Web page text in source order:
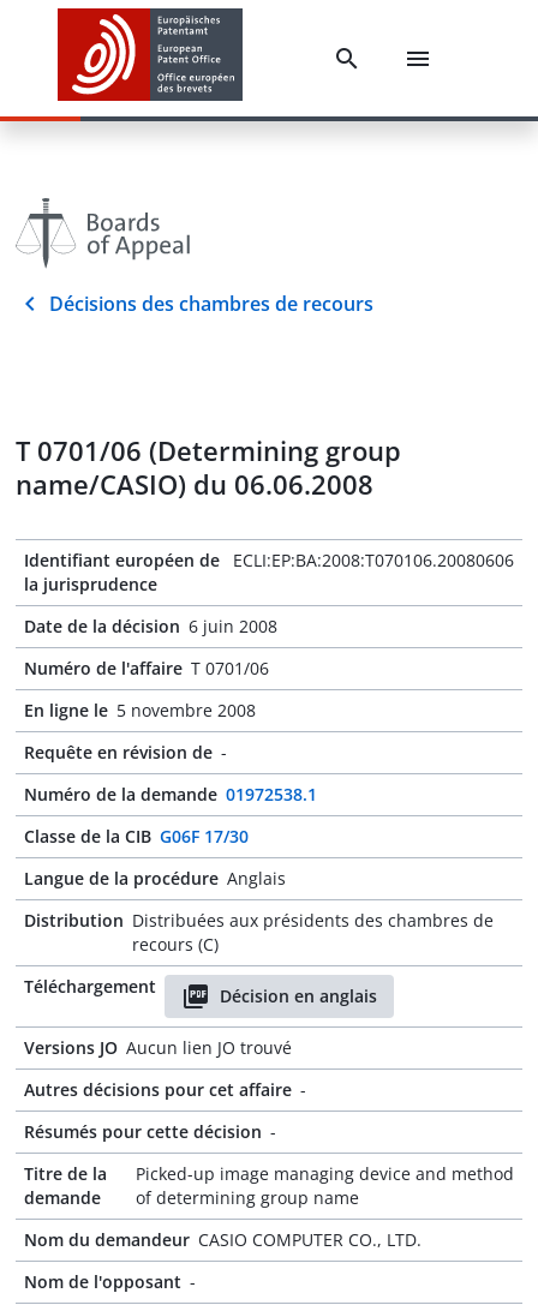
Décisions des chambres de recours
T 0701/06 (Determining group
name/CASIO) du 06.06.2008
Identifiant européen de
la jurisprudence
ECLI:EP:BA:2008:T070106.20080606
Date de la décision 6 juin 2008
Numéro de l'affaire T 0701/06
En ligne le 5 novembre 2008
Requête en révision de -
Numéro de la demande 01972538.1
Classe de la CIB G06F 17/30
Langue de la procédure Anglais
Distribution Distribuées aux présidents des chambres de
recours (C)
Téléchargement
Décision en anglais
Versions JO Aucun lien JO trouvé
Autres décisions pour cet affaire -
Résumés pour cette décision -
Titre de la
demande
Picked-up image managing device and method
of determining group name
Nom du demandeur CASIO COMPUTER CO., LTD.
Nom de l'opposant -